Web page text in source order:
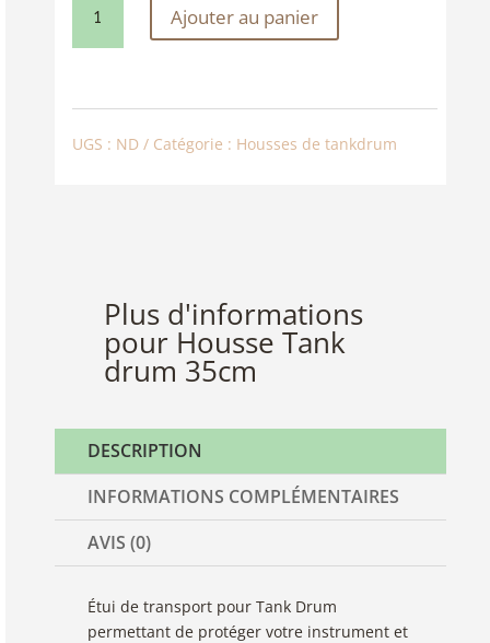
TANK
DRUM
Ajouter au panier
UGS : ND Catégorie : Housses de tankdrum
Plus d'informations
pour Housse Tank
drum 35cm
DESCRIPTION
INFORMATIONS COMPLÉMENTAIRES
AVIS (0)
Étui de transport pour Tank Drum
permettant de protéger votre instrument et